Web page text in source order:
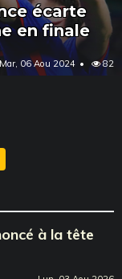
écarte
en finale
Mar, 06 Aou 2024 82
à la tête